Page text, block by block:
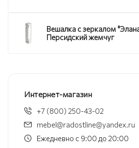
Вешалка с зеркалом
Персидский жемчуг
Интернет-магазин
+7 (800) 250-43-02
mebel@radostline@yandex.ru
Ежедневно с 9:00 до 20:00